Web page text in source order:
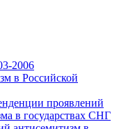
2006
в Российской
проявлений
в государствах СНГ